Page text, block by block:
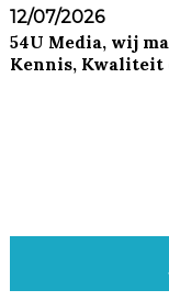
12/07/2026
54U Media, wij
Kennis, Kwaliteit